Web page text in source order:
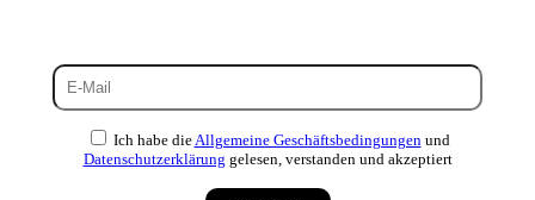
Ich habe die Allgemeine Geschäftsbedingungen und
Datenschutzerklärung gelesen, verstanden und akzeptiert